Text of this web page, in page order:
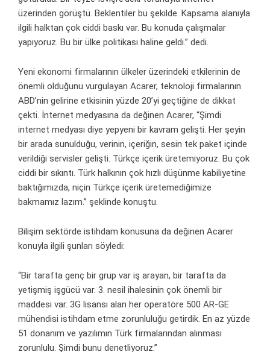
üzerinden görüştü. Beklentiler bu şekilde. Kapsama alanıyla
ilgili halktan çok ciddi baskı var. Bu konuda çalışmalar
yapıyoruz. Bu bir ülke politikası haline geldi.” dedi.
Yeni ekonomi firmalarının ülkeler üzerindeki etkilerinin de
önemli olduğunu vurgulayan Acarer, teknoloji firmalarının
ABD’nin gelirine etkisinin yüzde 20’yi geçtiğine de dikkat
çekti. İnternet medyasına da değinen Acarer, “Şimdi
internet medyası diye yepyeni bir kavram gelişti. Her şeyin
bir arada sunulduğu, verinin, içeriğin, sesin tek paket içinde
verildiği servisler gelişti. Türkçe içerik üretemiyoruz. Bu çok
ciddi bir sıkıntı. Türk halkının çok hızlı düşünme kabiliyetine
baktığımızda, niçin Türkçe içerik üretemediğimize
bakmamız lazım.” şeklinde konuştu.
Bilişim sektörde istihdam konusuna da değinen Acarer
konuyla ilgili şunları söyledi:
“Bir tarafta genç bir grup var iş arayan, bir tarafta da
yetişmiş işgücü var. 3. nesil ihalesinin çok önemli bir
maddesi var. 3G lisansı alan her operatöre 500 AR-GE
mühendisi istihdam etme zorunluluğu getirdik. En az yüzde
51 donanım ve yazılımın Türk firmalarından alınması
zorunlulu. Şimdi bunu denetliyoruz.”